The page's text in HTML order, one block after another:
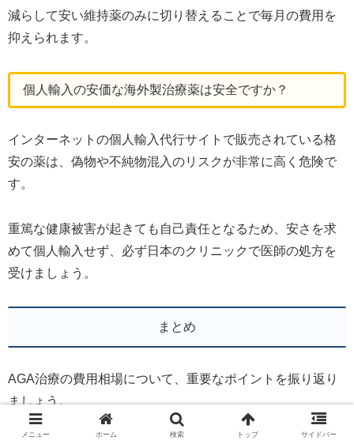
減らして安い維持薬のみに切り替えることで毎月の費用を
抑えられます。
個人輸入の安価な海外製治療薬は安全ですか？
インターネットの個人輸入代行サイトで販売されている格
安の薬は、偽物や不純物混入のリスクが非常に高く危険で
す。
重篤な健康被害が起きても自己責任となるため、安さを求
めて個人輸入せず、必ず日本のクリニックで医師の処方を
受けましょう。
まとめ
AGA治療の費用相場について、重要なポイントを振り返り
ましょう。
メニュー ホーム 検索 トップ サイドバー